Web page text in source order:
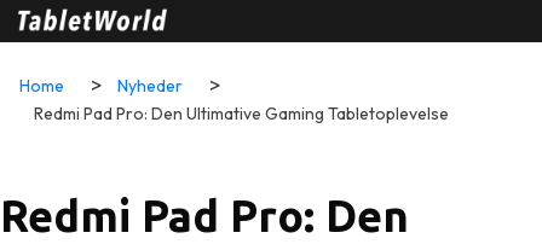
Home
Nyheder
Redmi Pad Pro: Den Ultimative Gaming Tabletoplevelse
Redmi Pad Pro: Den